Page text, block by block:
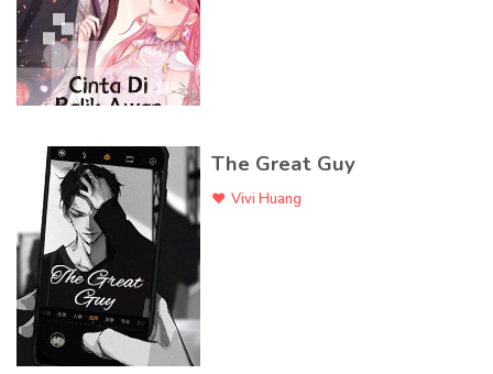
The Great Guy
Vivi Huang